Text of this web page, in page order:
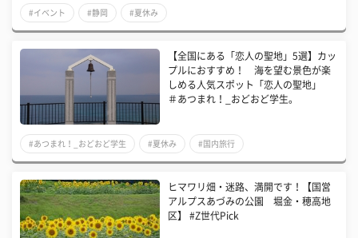
#イベント #静岡 #夏休み
【全国にある「恋人の聖地」5選】カッ
プルにおすすめ！ 海を望む景色が楽
しめる人気スポット「恋人の聖地」
＃あつまれ！_おどおど学生。
#あつまれ！_おどおど学生 #夏休み #国内旅行
ヒマワリ畑・迷路、満開です！【国営
アルプスあづみの公園 堀金・穂高地
区】 #Z世代Pick